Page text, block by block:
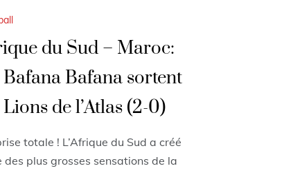
du Sud – Maroc:
Bafana Bafana sortent
de l’Atlas (2-0)
totale ! L’Afrique du Sud a créé
des plus grosses sensations de la